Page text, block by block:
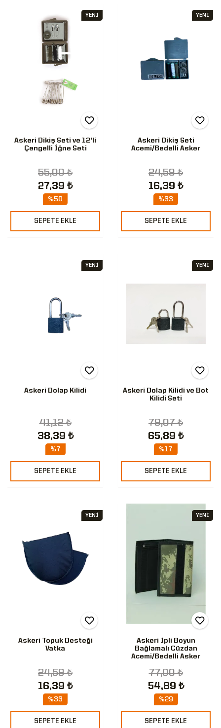
Askeri Dikiş Seti ve 12'li
Çengelli İğne Seti
55,00 ₺
27,39 ₺
%50
SEPETE EKLE
YENİ
Askeri Dikiş Seti
Acemi/Bedelli Asker
24,59 ₺
16,39 ₺
%33
SEPETE EKLE
YENİ
Askeri Dolap Kilidi
41,12 ₺
38,39 ₺
%7
SEPETE EKLE
YENİ
Askeri Dolap Kilidi ve Bot
Kilidi Seti
79,07 ₺
65,89 ₺
%17
SEPETE EKLE
YENİ
Askeri Topuk Desteği
Vatka
24,59 ₺
16,39 ₺
%33
SEPETE EKLE
YENİ
Askeri İpli Boyun
Bağlamalı Cüzdan
Acemi/Bedelli Asker
77,00 ₺
54,89 ₺
%29
SEPETE EKLE
YENİ